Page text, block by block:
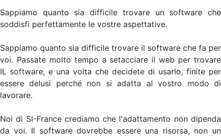
Sappiamo quanto sia difficile trovare un software che
soddisfi perfettamente le vostre aspettative.
Sappiamo quanto sia difficile trovare il software che fa per
voi. Passate molto tempo a setacciare il web per trovare
IL software, e una volta che decidete di usarlo, finite per
essere delusi perché non si adatta al vostro modo di
lavorare.
Noi di SI-France crediamo che l'adattamento non dipenda
da voi. Il software dovrebbe essere una risorsa, non un